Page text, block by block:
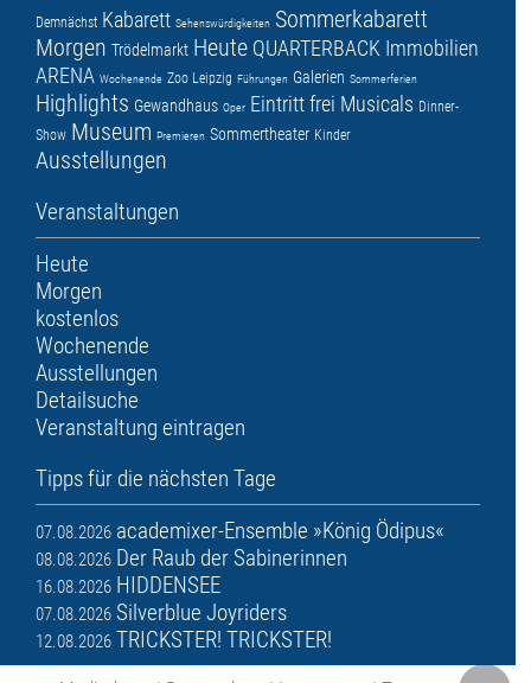
Demnächst Kabarett Sehenswürdigkeiten Sommerkabarett
Morgen Trödelmarkt Heute QUARTERBACK Immobilien
ARENA Wochenende Zoo Leipzig Führungen Galerien Sommerferien
Highlights Gewandhaus Oper Eintritt frei Musicals Dinner-
Show Museum Premieren Sommertheater Kinder
Ausstellungen
Veranstaltungen
Heute
Morgen
kostenlos
Wochenende
Ausstellungen
Detailsuche
Veranstaltung eintragen
Tipps für die nächsten Tage
07.08.2026 academixer-Ensemble »König Ödipus«
08.08.2026 Der Raub der Sabinerinnen
16.08.2026 HIDDENSEE
07.08.2026 Silverblue Joyriders
12.08.2026 TRICKSTER! TRICKSTER!